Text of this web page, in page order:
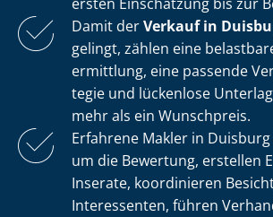
Damit derVerkauf in
gelingt, zählen eine
ermitt­lung, eine passende
te­gie und lückenlose
mehr als ein Wunschpreis.
Erfahrene Makler in
um die Bewertung, erstellen
Inserate, koordinieren
Interessenten, führen